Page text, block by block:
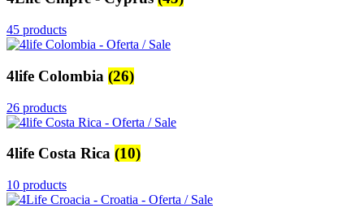
45 products
4life Colombia (26)
26 products
4life Costa Rica (10)
10 products